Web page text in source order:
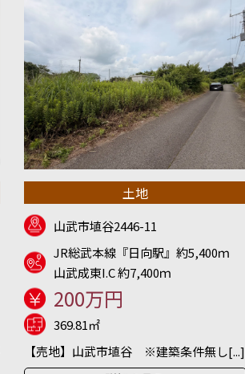
土地
山武市埴谷2446-11
JR総武本線『日向駅』約5,400ｍ
山武成東I.C 約7,400ｍ
200万円
369.81㎡
【売地】山武市埴谷 ※建築条件無し[...]